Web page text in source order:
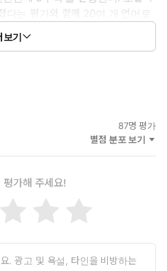
서 ‘일가견’을 가지기 마련이지만,
기에 새로운 통찰과 깨달음을 더하
다 보면 소설처럼 흘러나가는 이
사유가 얽히면서, 때로는 뭔가 입
지적 유머를 결합시킨 연애 소설
한 사람이라면 누구에게나 깊은 공
보통만의 고유한 작품 세계를 맛보
다는 평가와 함께 20여 개 언어로
세계적인 인기를 누리고 있다. 독
판 스탕달’이자 ‘닥터 러브’라고
장력을 인정받아 ‘샤를르 베이옹
펴내는 작업을 계속하고 있다.
보기
87명 평가
별점 분포 보기
평가해 주세요!